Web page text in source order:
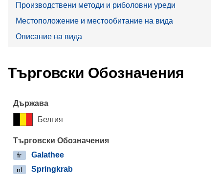
Производствени методи и риболовни уреди
Местоположение и местообитание на вида
Описание на вида
Търговски Обозначения
Белгия
fr Galathee
nl Springkrab